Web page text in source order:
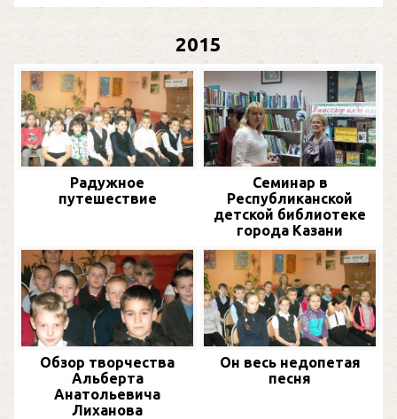
2015
Радужное
путешествие
Семинар в
Республиканской
детской библиотеке
города Казани
Обзор творчества
Альберта
Анатольевича
Лиханова
Он весь недопетая
песня